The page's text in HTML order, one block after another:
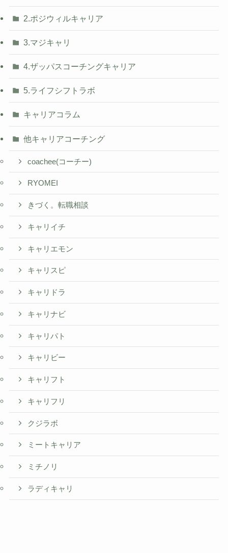
2.ポジウィルキャリア
3.マジキャリ
4.ザッパスコーチングキャリア
5.ライフシフトラボ
キャリアコラム
他キャリアコーチング
coachee(コーチー)
RYOMEI
きづく。転職相談
キャリイチ
キャリエモン
キャリスピ
キャリドラ
キャリナビ
キャリパト
キャリビー
キャリフト
キャリフリ
クジラボ
ミートキャリア
ミチノリ
ラディキャリ